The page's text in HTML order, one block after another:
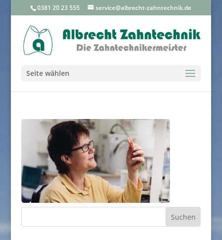
0381 20 23 555 service@albrecht-zahntechnik.de
Seite wählen